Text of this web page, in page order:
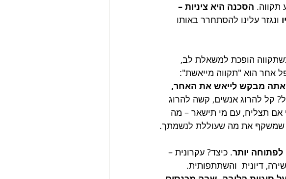
תקווה. הסכנה היא ציניות –
ונגזר עלינו להסתחרר באותו
הופכת למשאלת לב,
אחר הוא "תקווה מייאשת":
אתה מבקש לייאש את האחר,
קל להרוג אנשים, קשה להרוג
אם תצליח, עם מי תישאר – מה
שמשקף את מה שעוללת לנשמתך.
יותר. כיצד? עקרונית –
דיונית  והשתתפותית.